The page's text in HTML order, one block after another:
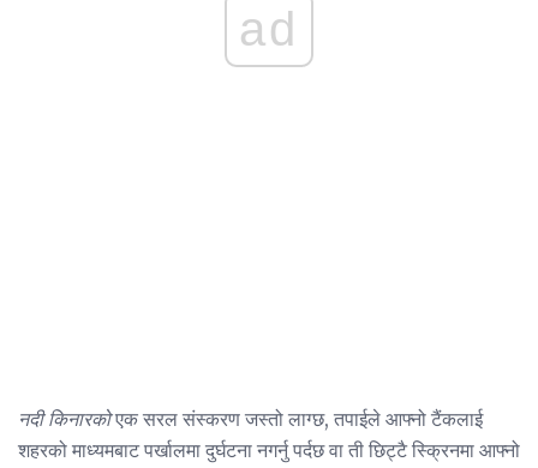
ad
नदी किनारकोएक सरल संस्करण जस्तो लाग्छ, तपाईले आफ्नो टैंकलाई
शहरको माध्यमबाट पर्खालमा दुर्घटना नगर्नु पर्दछ वा ती छिट्टै स्क्रिनमा आफ्नो